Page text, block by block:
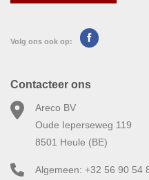
Volg ons ook op:
Contacteer ons
Areco BV
Oude Ieperseweg 119
8501 Heule (BE)
Algemeen: +32 56 90 54